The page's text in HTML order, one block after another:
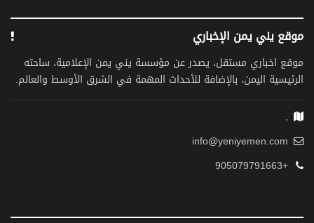
موقع يني يمن الإخباري
موقع اخباري مستقل، يصدر عن مؤسسة يني يمن الإعلامية، ساحته
الرئيسية اليمن، بالإضافة للأحداث المهمة في الشرق الأوسط والعالم.
,
info@yeniyemen.com
+905079791663